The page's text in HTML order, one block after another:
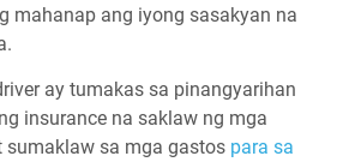
mahanap ang iyong sasakyan na
ay tumakas sa pinangyarihan
insurance na saklaw ng mga
sumaklaw sa mga gastos para sa